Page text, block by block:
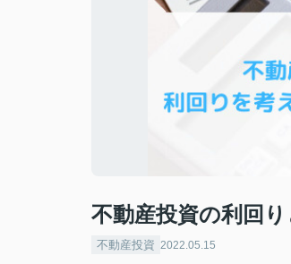
不動産投資の利回
不動産投資 2022.05.15